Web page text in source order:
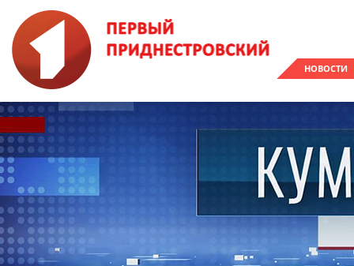
НОВОСТИ